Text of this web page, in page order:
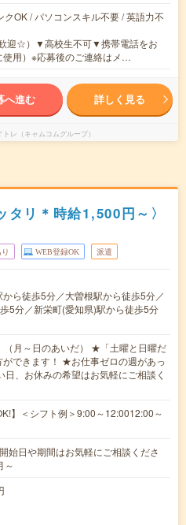
クOK / パソコンスキル不要 / 英語力不
迎☆）▼高校生不可▼携帯電話をお
使用）※応募後のご連絡はメ…
へ進む 詳しく見る
レ（キャムコムグループ）
タリ＊時給1,500円～〉
WEB登録OK 派遣
ら徒歩5分／大曽根駅から徒歩5分／
5分／新栄町(愛知県)駅から徒歩5分
（月～日のあいだ） ★「土曜と日曜だ
ができます！ ★お仕事ゼロの週があっ
日、お休みの希望はお気軽にご相談く
】＜シフト例＞9:00～12:0012:00～
日や期間はお気軽にご相談くださ